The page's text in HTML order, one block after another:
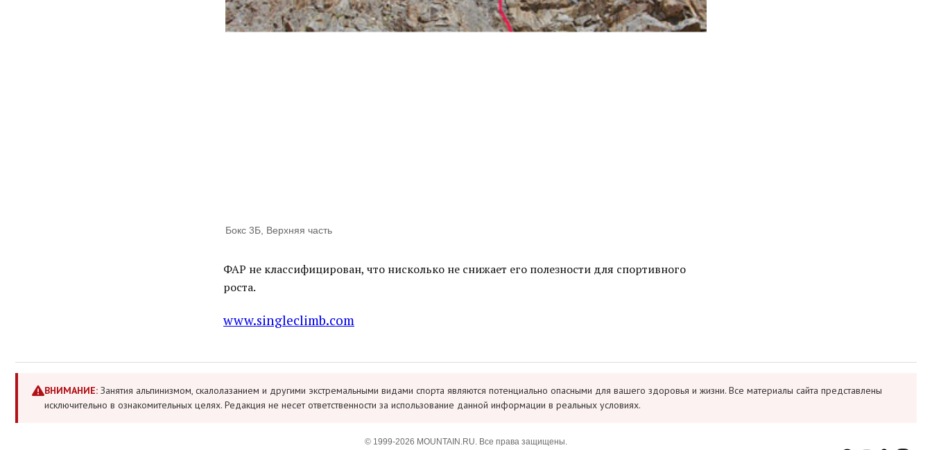
Бокс 3Б, Верхняя часть
ФАР не классифицирован, что нисколько не снижает его полезности для спортивного
роста.
www.singleclimb.com
ВНИМАНИЕ: Занятия альпинизмом, скалолазанием и другими экстремальными видами спорта являются потенциально опасными для вашего здоровья и жизни. Все материалы сайта представлены
исключительно в ознакомительных целях. Редакция не несет ответственности за использование данной информации в реальных условиях.
© 1999-2026 MOUNTAIN.RU. Все права защищены.